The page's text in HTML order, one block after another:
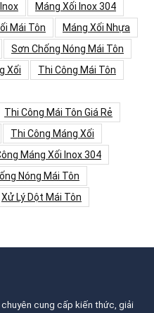
Máng Xối Inox 304
Mái Tôn
Máng Xối Nhựa
Sơn Chống Nóng Mái Tôn
Xối
Thi Công Mái Tôn
Thi Công Mái Tôn Giá Rẻ
Thi Công Máng Xối
Máng Xối Inox 304
Nóng Mái Tôn
Xử Lý Dột Mái Tôn
chuyên cung cấp kiến thức, giải